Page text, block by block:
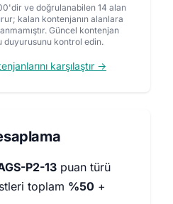
ve doğrulanabilen 14 alan
kalan kontenjanın alanlara
Güncel kontenjan
duyurusunu kontrol edin.
karşılaştır →
P2-13 puan türü
toplam %50 +